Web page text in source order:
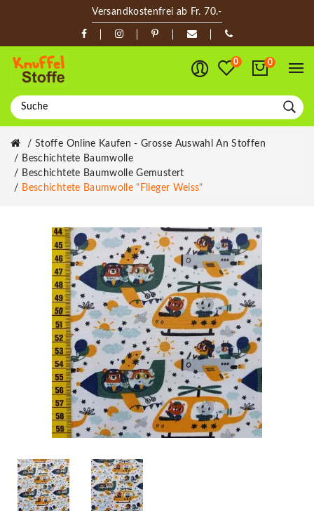
Versandkostenfrei ab Fr. 70.-
0 0
Stoffe Online Kaufen - Grosse Auswahl An Stoffen
Beschichtete Baumwolle
Beschichtete Baumwolle Gemustert
Beschichtete Baumwolle "Flieger Weiss"